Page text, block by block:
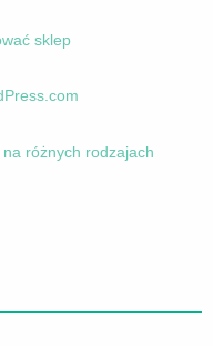
sklep
różnych rodzajach